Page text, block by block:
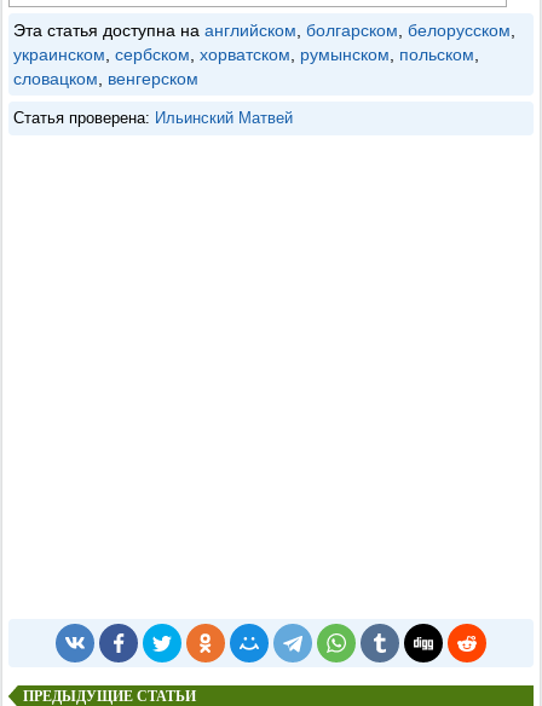
Эта статья доступна на английском болгарском белорусском
украинском сербском хорватском румынском польском
словацком
венгерском
Статья проверена: Ильинский Матвей
ПРЕДЫДУЩИЕ СТАТЬИ